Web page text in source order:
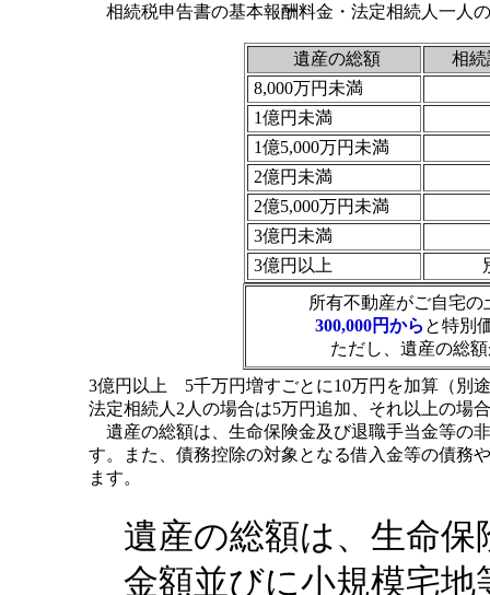
相続税申告書の基本報酬料金・法定相続人一人
遺産の総額
相
8,000万円未満
1億円未満
1億5,000万円未満
2億円未満
2億5,000万円未満
3億円未満
3億円以上
所有不動産がご自宅
300,000円から と特別
ただし、遺産の総
3億円以上 5千万円増すごとに10万円を加算（別
法定相続人2人の場合は5万円追加、それ以上の場
遺産の総額は、生命保険金及び退職手当金等の
す。また、債務控除の対象となる借入金等の債務
ます。
遺産の総額は、生命
金額並びに小規模宅